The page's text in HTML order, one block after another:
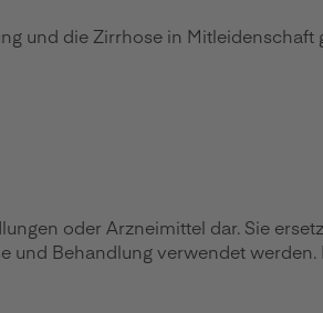
und die Zirrhose in
oder Arzneimittel dar. Sie
und Behandlung verwendet werden.